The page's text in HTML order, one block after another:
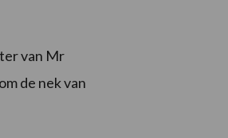
van Mr
de nek van